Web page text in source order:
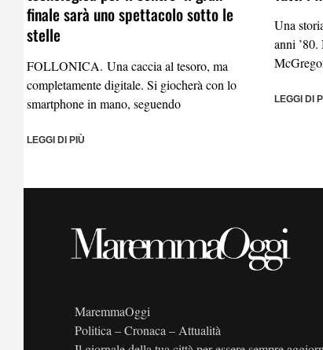
finale sarà uno spettacolo sotto le
stelle
FOLLONICA. Una caccia al tesoro, ma
completamente digitale. Si giocherà con lo
smartphone in mano, seguendo
LEGGI DI PIÙ
Una
anni
LEGGI DI
MaremmaOggi
Politica – Cronaca – Attualità